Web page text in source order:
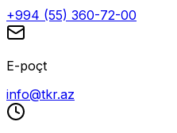
+994 (55) 360-72-00
E-poçt
info@tkr.az